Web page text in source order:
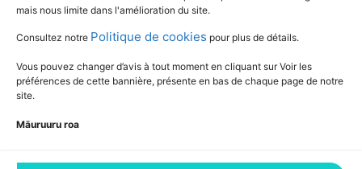
mais nous limite dans l'amélioration du site.
Consultez notre Politique de cookies pour plus de détails.
Vous pouvez changer d’avis à tout moment en cliquant sur Voir les
préférences de cette bannière, présente en bas de chaque page de notre
site.
Māuruuru roa